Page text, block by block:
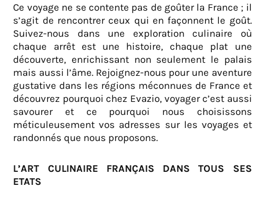
Ce voyage ne se contente pas de goûter la France ; il
s’agit de rencontrer ceux qui en façonnent le goût.
Suivez-nous dans une exploration culinaire où
chaque arrêt est une histoire, chaque plat une
découverte, enrichissant non seulement le palais
mais aussi l’âme. Rejoignez-nous pour une aventure
gustative dans les régions méconnues de France et
découvrez pourquoi chez Evazio, voyager c’est aussi
savourer et ce pourquoi nous choisissons
méticuleusement vos adresses sur les voyages et
randonnés que nous proposons.
L’ART CULINAIRE FRANÇAIS DANS TOUS SES
ETATS